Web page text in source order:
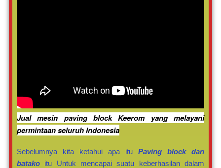
Jual mesin paving block Keerom yang melayani
permintaan seluruh Indonesia
Sebelumnya kita ketahui apa itu Paving block dan
batako itu Untuk mencapai suatu keberhasilan dalam